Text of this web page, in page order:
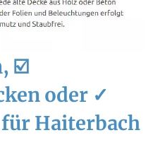
☑️
oder ✓
Haiterbach